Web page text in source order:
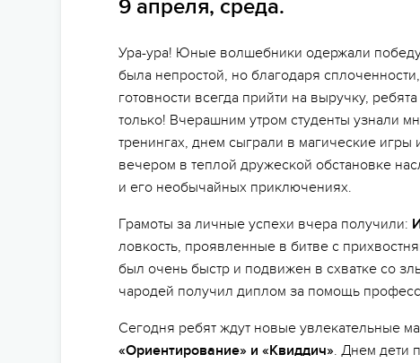
9 апреля, среда.
Ура-ура! Юные волшебники одержали
была непростой, но благодаря
готовности всегда прийти на выручку,
только! Вчерашним утром студенты узнали
тренингах, днем сыграли в магические игры
вечером в теплой дружеской обстановке
и его необычайных приключениях.
Грамоты за личные успехи вчера получили:
ловкость, проявленные в битве с
был очень быстр и подвижен в схватке со
чародей получил диплом за помощь
Сегодня ребят ждут новые увлекательные
«Ориентирование» и «Квиддич». Днем дети